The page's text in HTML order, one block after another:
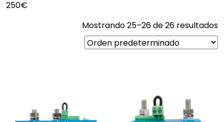
250€
Mostrando 25–26 de 26 resultados